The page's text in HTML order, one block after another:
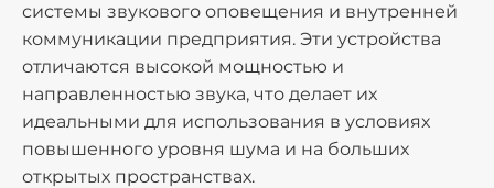
системы звукового оповещения и внутренней
коммуникации предприятия. Эти устройства
отличаются высокой мощностью и
направленностью звука, что делает их
идеальными для использования в условиях
повышенного уровня шума и на больших
открытых пространствах.